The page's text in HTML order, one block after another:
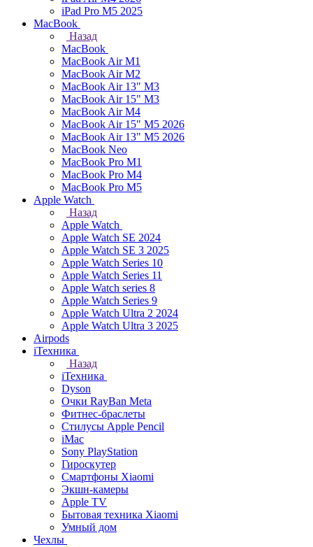
iPad Pro M5 2025
MacBook
Назад
MacBook
MacBook Air M1
MacBook Air M2
MacBook Air 13" M3
MacBook Air 15" M3
MacBook Air M4
MacBook Air 15" М5 2026
MacBook Air 13" М5 2026
MacBook Neo
MacBook Pro M1
MacBook Pro M4
MacBook Pro M5
Apple Watch
Назад
Apple Watch
Apple Watch SE 2024
Apple Watch SE 3 2025
Apple Watch Series 10
Apple Watch Series 11
Apple Watch series 8
Apple Watch Series 9
Apple Watch Ultra 2 2024
Apple Watch Ultra 3 2025
Airpods
iТехника
Назад
iТехника
Dyson
Очки RayBan Meta
Фитнес-браслеты
Стилусы Apple Pencil
iMac
Sony PlayStation
Гироскутер
Смартфоны Xiaomi
Экшн-камеры
Apple TV
Бытовая техника Xiaomi
Умный дом
Чехлы